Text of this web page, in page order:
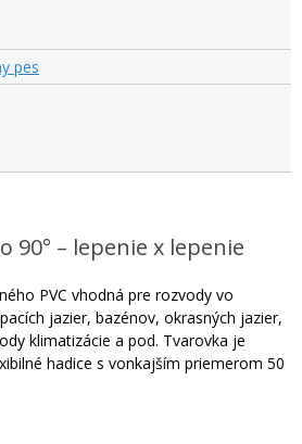
pes
90° – lepenie x lepenie
PVC vhodná pre rozvody vo
jazier, bazénov, okrasných jazier,
klimatizácie a pod. Tvarovka je
hadice s vonkajším priemerom 50